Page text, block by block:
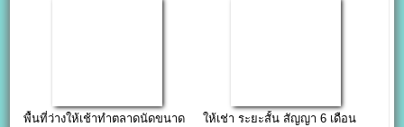
พื้นที่ว่างให้เช้าทำตลาดนัดขนาด
ให้เช่า ระยะสั้น สัญญา 6 เดือน